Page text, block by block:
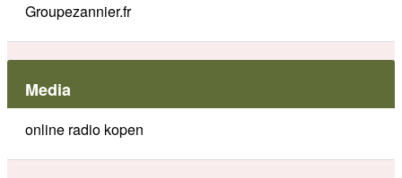
Groupezannier.fr
Media
online radio kopen